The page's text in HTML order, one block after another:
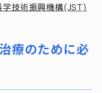
学技術振興機構(JST)
療のために必